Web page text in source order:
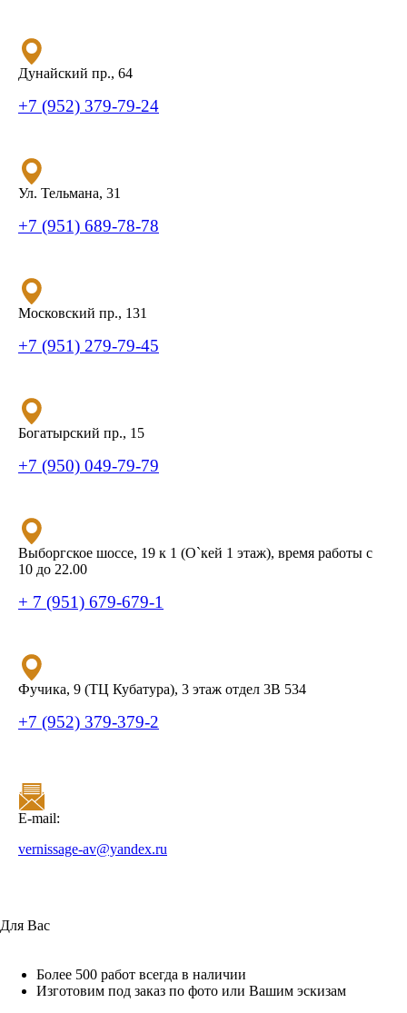
Дунайский пр., 64
+7 (952) 379-79-24
Ул. Тельмана, 31
+7 (951) 689-78-78
Московский пр., 131
+7 (951) 279-79-45
Богатырский пр., 15
+7 (950) 049-79-79
Выборгское шоссе, 19 к 1 (О`кей 1 этаж), время работы с
10 до 22.00
+ 7 (951) 679-679-1
Фучика, 9 (ТЦ Кубатура), 3 этаж отдел 3В 534
+7 (952) 379-379-2
E-mail:
vernissage-av@yandex.ru
Для Вас
Более 500 работ всегда в наличии
Изготовим под заказ по фото или Вашим эскизам